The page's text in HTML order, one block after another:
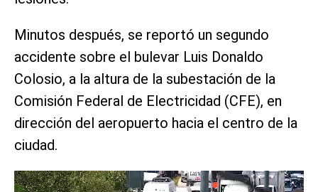
Minutos después, se reportó un segundo
accidente sobre el bulevar Luis Donaldo
Colosio, a la altura de la subestación de la
Comisión Federal de Electricidad (CFE), en
dirección del aeropuerto hacia el centro de la
ciudad.